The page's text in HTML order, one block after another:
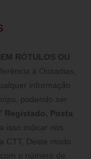
RÓTULOS OU
à Ousadias,
informação
podendo ser
Registado, Posta
isso indicar nos
CTT, Deste modo
o número de